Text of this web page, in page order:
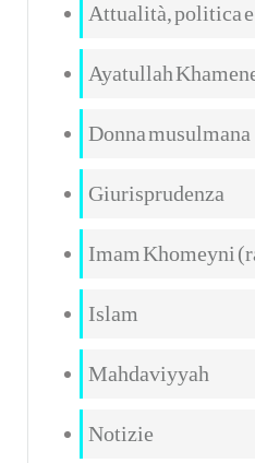
Attualità, politica e
Ayatullah
Donna musulmana
Giurisprudenza
Imam Khomeyni
Islam
Mahdaviyyah
Notizie